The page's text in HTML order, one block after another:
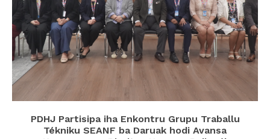
PDHJ Partisipa iha Enkontru Grupu Traballu
Tékniku SEANF ba Daruak hodi Avansa